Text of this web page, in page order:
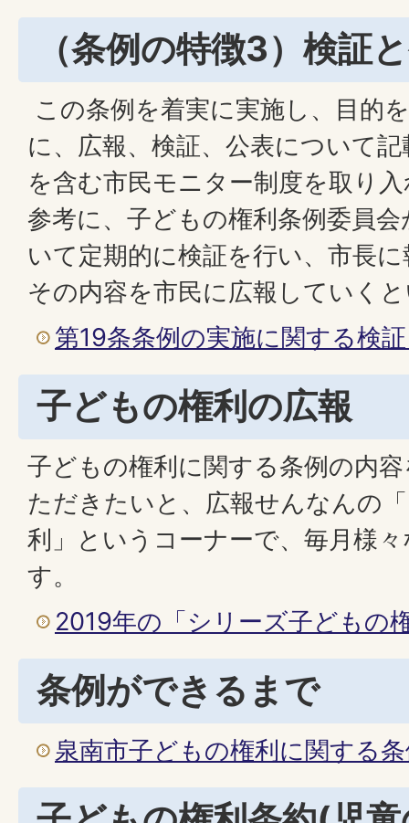
（条例の特徴3）検証
この条例を着実に実施し、目的
に、広報、検証、公表について
を含む市民モニター制度を取り
参考に、子どもの権利条例委員
いて定期的に検証を行い、市長
その内容を市民に広報していく
第19条条例の実施に関する検
子どもの権利の広報
子どもの権利に関する条例の内
ただきたいと、広報せんなんの
利」というコーナーで、毎月様
す。
2019年の「シリーズ子どもの
条例ができるまで
泉南市子どもの権利に関する